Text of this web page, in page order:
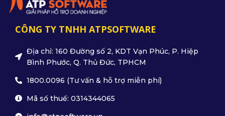
CÔNG TY TNHH ATPSOFTWARE
Địa chỉ: 160 Đường số 2, KDT Vạn Phúc, P. Hiệp
Bình Phước, Q. Thủ Đức, TPHCM
1800.0096 (Tư vấn & hỗ trợ miễn phí)
Mã số thuế: 0314344065